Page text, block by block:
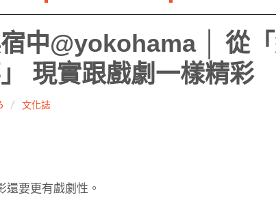
中@yokohama │ 從
」 現實跟戲劇一樣精彩
文化誌
還要更有戲劇性。